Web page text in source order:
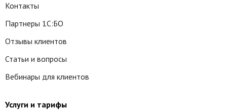
Контакты
Партнеры 1С:БО
Отзывы клиентов
Статьи и вопросы
Вебинары для клиентов
Услуги и тарифы